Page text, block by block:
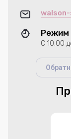
walson-
Режим
С 10:00